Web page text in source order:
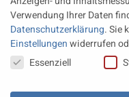
Rechtliches
Impressum
Datenschutz
Verwendung Ihrer Daten
Datenschutzerklärung.Sie
Einstellungenwiderrufen
Datenschutzeinstellungen
Essenziell